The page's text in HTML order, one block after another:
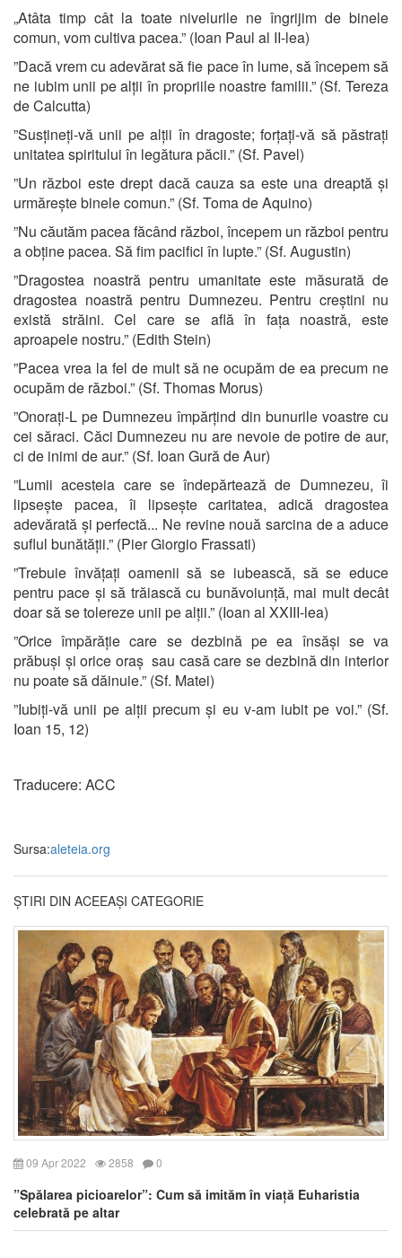
„Atâta timp cât la toate nivelurile ne îngrijim de binele
comun, vom cultiva pacea.” (Ioan Paul al II-lea)
”Dacă vrem cu adevărat să fie pace în lume, să începem să
ne iubim unii pe alții în propriile noastre familii.” (Sf. Tereza
de Calcutta)
”Susțineți-vă unii pe alții în dragoste; forțați-vă să păstrați
unitatea spiritului în legătura păcii.” (Sf. Pavel)
”Un război este drept dacă cauza sa este una dreaptă și
urmărește binele comun.” (Sf. Toma de Aquino)
”Nu căutăm pacea făcând război, începem un război pentru
a obține pacea. Să fim pacifici în lupte.” (Sf. Augustin)
”Dragostea noastră pentru umanitate este măsurată de
dragostea noastră pentru Dumnezeu. Pentru creștini nu
există străini. Cel care se află în fața noastră, este
aproapele nostru.” (Edith Stein)
”Pacea vrea la fel de mult să ne ocupăm de ea precum ne
ocupăm de război.” (Sf. Thomas Morus)
”Onorați-L pe Dumnezeu împărțind din bunurile voastre cu
cei săraci. Căci Dumnezeu nu are nevoie de potire de aur,
ci de inimi de aur.” (Sf. Ioan Gură de Aur)
”Lumii acesteia care se îndepărtează de Dumnezeu, îi
lipsește pacea, îi lipsește caritatea, adică dragostea
adevărată și perfectă... Ne revine nouă sarcina de a aduce
suflul bunătății.” (Pier Giorgio Frassati)
”Trebuie învățați oamenii să se iubească, să se educe
pentru pace și să trăiască cu bunăvoiunță, mai mult decât
doar să se tolereze unii pe alții.” (Ioan al XXIII-lea)
”Orice împărăție care se dezbină pe ea însăși se va
prăbuși și orice oraș sau casă care se dezbină din interior
nu poate să dăinuie.” (Sf. Matei)
”Iubiți-vă unii pe alții precum și eu v-am iubit pe voi.” (Sf.
Ioan 15, 12)
Traducere: ACC
Sursa:aleteia.org
ȘTIRI DIN ACEEAȘI CATEGORIE
09 Apr 2022 2858 0
”Spălarea picioarelor”: Cum să imităm în viață Euharistia
celebrată pe altar